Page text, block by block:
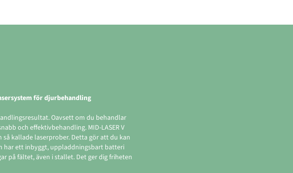
för djurbehandling
Oavsett om du behandlar
och effektivbehandling. MID-LASER V
kallade laserprober. Detta gör att du kan
har ett inbyggt, uppladdningsbart batteri
på fältet, även i stallet. Det ger dig friheten